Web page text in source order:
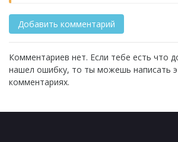
Комментариев нет. Если тебе есть что
нашел ошибку, то ты можешь написать
комментариях.